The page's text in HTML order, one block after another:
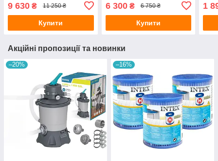
вбудованим таймером
9 630 ₴ 11 250 ₴
Купити
вбудованим таймером
6 300₴ 6 750 ₴
Купити
A
1
Акційні пропозиції та новинки
–20% –16%